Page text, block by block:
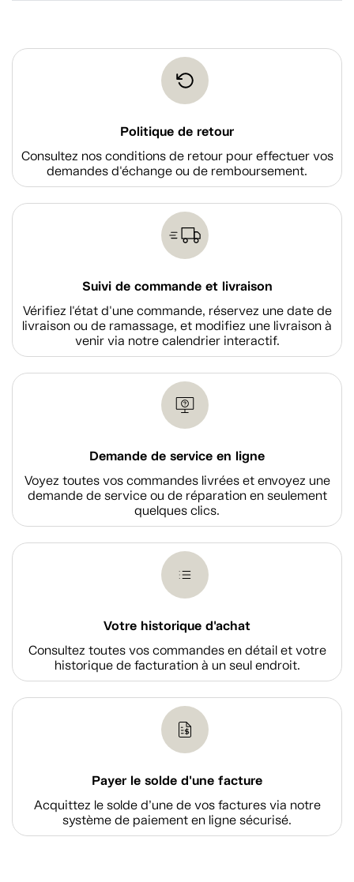
Politique de retour
Consultez nos conditions de retour pour effectuer vos
demandes d'échange ou de remboursement.
Suivi de commande et livraison
Vérifiez l'état d'une commande, réservez une date de
livraison ou de ramassage, et modifiez une livraison à
venir via notre calendrier interactif.
Demande de service en ligne
Voyez toutes vos commandes livrées et envoyez une
demande de service ou de réparation en seulement
quelques clics.
Votre historique d'achat
Consultez toutes vos commandes en détail et votre
historique de facturation à un seul endroit.
Payer le solde d'une facture
Acquittez le solde d’une de vos factures via notre
système de paiement en ligne sécurisé.